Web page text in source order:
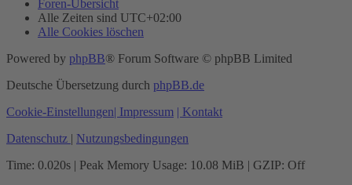
Foren-Übersicht
Alle Zeiten sind UTC+02:00
Alle Cookies löschen
Powered by phpBB® Forum Software © phpBB Limited
Deutsche Übersetzung durch phpBB.de
Cookie-Einstellungen| Impressum | Kontakt
Datenschutz | Nutzungsbedingungen
Time: 0.020s | Peak Memory Usage: 10.08 MiB | GZIP: Off